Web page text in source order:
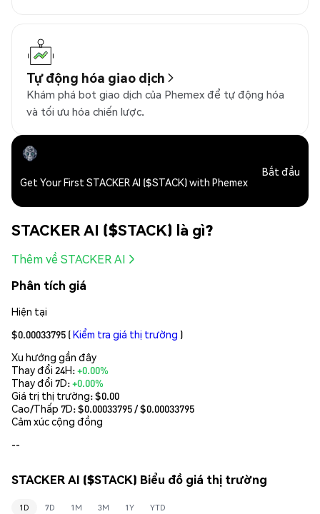
Tự động hóa giao dịch
Khám phá bot giao dịch của Phemex để tự động hóa
và tối ưu hóa chiến lược.
Get Your First STACKER AI ($STACK) with Phemex
Bắt đầu
STACKER AI ($STACK) là gì?
Thêm về STACKER AI
Phân tích giá
Hiện tại
$0.00033795 (Kiểm tra giá thị trường )
Xu hướng gần đây
Thay đổi 24H:+0.00%
Thay đổi 7D:+0.00%
Giá trị thị trường:$0.00
Cao/Thấp 7D: $0.00033795/ $0.00033795
Cảm xúc cộng đồng
--
STACKER AI ($STACK) Biểu đồ giá thị trường
1D 7D 1M 3M 1Y YTD